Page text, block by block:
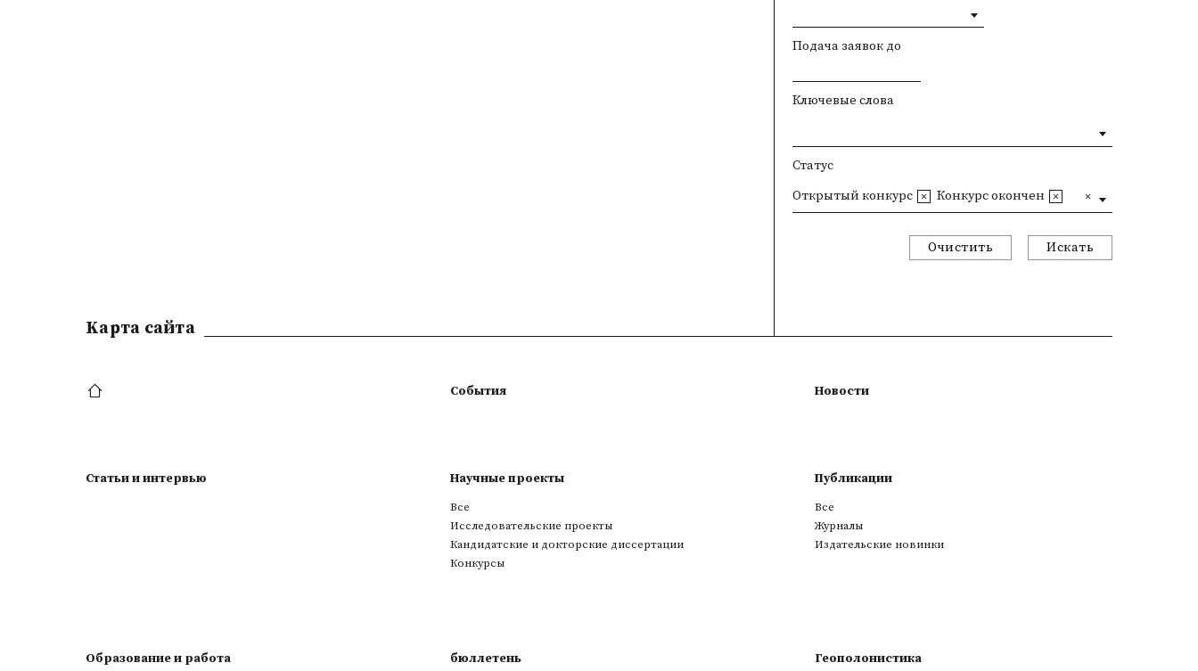
Подача заявок до
Ключевые слова
Статус
Открытый конкурс Конкурс окончен
Очистить Искать
Kарта сайта
События Новости
Статьи и интервью Научные проекты
Все
Исследовательские проекты
Кандидатские и докторские диссертации
Конкурсы
Публикации
Все
Журналы
Издательские новинки
Образование и работа бюллетень Геополонистика